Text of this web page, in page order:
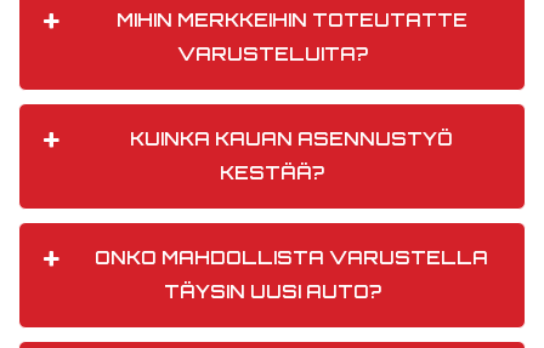
MIHIN MERKKEIHIN TOTEUTATTE
VARUSTELUITA?
KUINKA KAUAN ASENNUSTYÖ
KESTÄÄ?
ONKO MAHDOLLISTA VARUSTELLA
TÄYSIN UUSI AUTO?